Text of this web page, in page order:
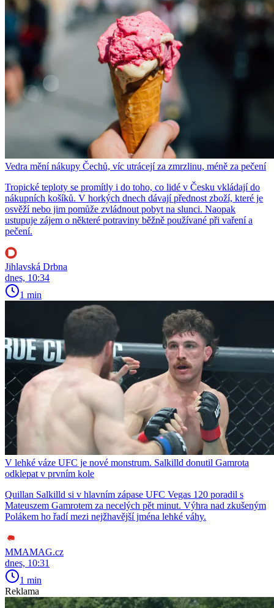
Vedra mění nákupy Čechů, víc utrácejí za zmrzlinu, méně za pečení
Tropické teploty se promítly i do toho, co lidé v Česku vkládají do
nákupních košíků. V horkých dnech dávají přednost zboží, které je
osvěží nebo jim pomůže zvládnout pobyt na slunci. Naopak
ustupuje zájem o některé potraviny běžně používané při vaření a
pečení.
Jihlavská Drbna
dnes, 10:34
1 min
V lehké váze UFC je nové monstrum. Salkilld donutil Gamrota
odklepat v prvním kole
Quillan Salkilld si v hlavním zápase UFC Vegas 120 poradil s
Mateuszem Gamrotem za necelých pět minut. Výhra nad zkušeným
Polákem ho řadí mezi nejžhavější jména lehké váhy.
MMAMAG.cz
dnes, 10:31
1 min
Reklama